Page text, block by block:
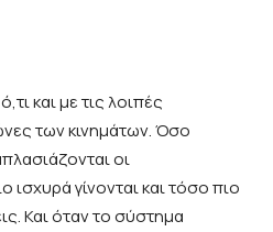
και με τις λοιπές
των κινημάτων. Όσο
οι
γίνονται και τόσο πιο
Και όταν το σύστημα